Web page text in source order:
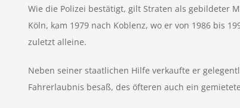
Wie die Polizei bestätigt, gilt Straten als gebildeter
Köln, kam 1979 nach Koblenz, wo er von 1986 bis
zuletzt alleine.
Neben seiner staatlichen Hilfe verkaufte er
Fahrerlaubnis besaß, des öfteren auch ein